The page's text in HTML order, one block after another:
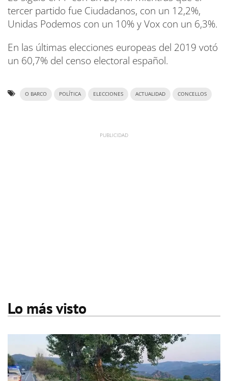
tercer partido fue Ciudadanos, con un 12,2%,
Unidas Podemos con un 10% y Vox con un 6,3%.
En las últimas elecciones europeas del 2019 votó
un 60,7% del censo electoral español.
O BARCO POLÍTICA ELECCIONES ACTUALIDAD CONCELLOS
Lo más visto